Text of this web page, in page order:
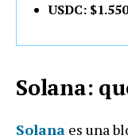
USDC:
Solana:
Solana es una